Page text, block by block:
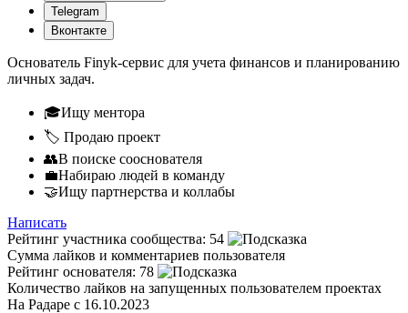
Telegram
Вконтакте
Основатель Finyk-сервис для учета финансов и планированию
личных задач.
🎓Ищу ментора
🏷️ Продаю проект
👥В поиске сооснователя
💼Набираю людей в команду
🤝Ищу партнерства и коллабы
Написать
Рейтинг участника сообщества: 54
Сумма лайков и комментариев пользователя
Рейтинг основателя: 78
Количество лайков на запущенных пользователем проектах
На Радаре с 16.10.2023